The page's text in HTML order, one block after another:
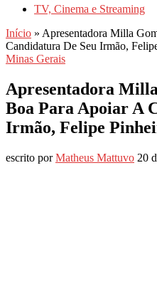
TV, Cinema e Streaming
Início » Apresentadora Milla
Candidatura De Seu Irmão,
Minas Gerais
Apresentadora
Boa Para Apoiar A
Irmão, Felipe
escrito porMatheus Mattuvo 20